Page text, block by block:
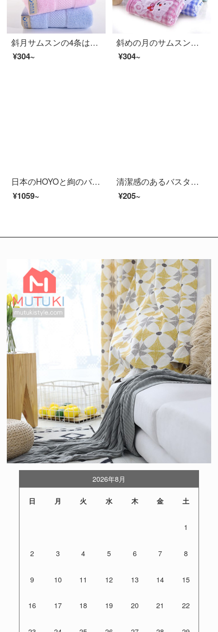
斜月サムスンの4条は錦の綿のタオルを詰めます。
¥304~
斜めの月のサムスンの2/8条は純綿の児童のタオルを詰めて柔軟に水を吸い込んで顔を洗うタオルの4条は普通の漫画のタオルを詰めます
¥304~
日本のHOYOと絢のバスタオルの薄いタイプの男女の夏の家庭用綿は吸水速度が速くて乾かないです。
¥1059~
清潔感のあるバスタオル男性純綿成人男女家庭用吸水速乾軟新疆長綿包巾ホテル大浴タオルW 0599薄い灰（A類標準/柔らかくて厚い/強い吸水）
¥205~
2026年8月
日 月 火 水 木 金 土
1
2 3 4 5 6 7 8
9 10 11 12 13 14 15
16 17 18 19 20 21 22